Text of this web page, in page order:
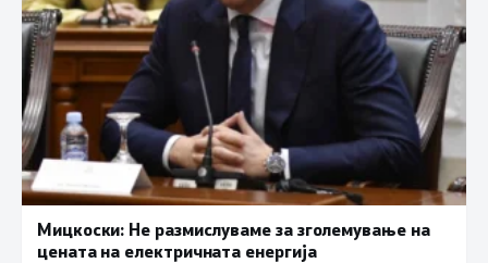
Мицкоски: Не размислуваме за зголемување на
цената на електричната енергија